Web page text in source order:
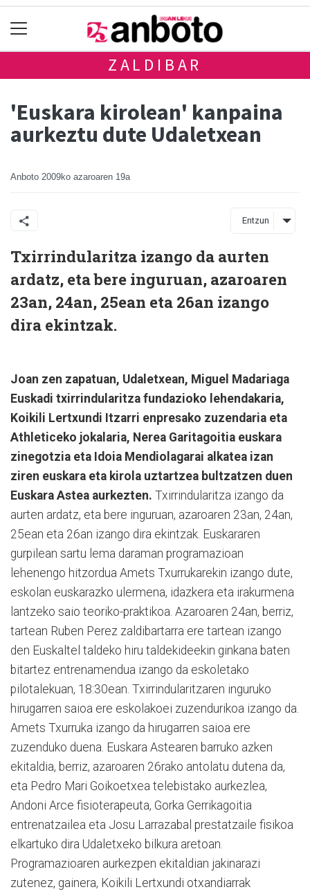
ZALDIBAR
'Euskara kirolean' kanpaina
aurkeztu dute Udaletxean
Anboto 2009ko azaroaren 19a
Entzun
Txirrindularitza izango da aurten
ardatz, eta bere inguruan, azaroaren
23an, 24an, 25ean eta 26an izango
dira ekintzak.
Joan zen zapatuan, Udaletxean, Miguel Madariaga
Euskadi txirrindularitza fundazioko lehendakaria,
Koikili Lertxundi Itzarri enpresako zuzendaria eta
Athleticeko jokalaria, Nerea Garitagoitia euskara
zinegotzia eta Idoia Mendiolagarai alkatea izan
ziren euskara eta kirola uztartzea bultzatzen duen
Euskara Astea aurkezten. Txirrindularitza izango da
aurten ardatz, eta bere inguruan, azaroaren 23an, 24an,
25ean eta 26an izango dira ekintzak. Euskararen
gurpilean sartu lema daraman programazioan
lehenengo hitzordua Amets Txurrukarekin izango dute,
eskolan euskarazko ulermena, idazkera eta irakurmena
lantzeko saio teoriko-praktikoa. Azaroaren 24an, berriz,
tartean Ruben Perez zaldibartarra ere tartean izango
den Euskaltel taldeko hiru taldekideekin ginkana baten
bitartez entrenamendua izango da eskoletako
pilotalekuan, 18:30ean. Txirrindularitzaren inguruko
hirugarren saioa ere eskolakoei zuzendurikoa izango da.
Amets Txurruka izango da hirugarren saioa ere
zuzenduko duena. Euskara Astearen barruko azken
ekitaldia, berriz, azaroaren 26rako antolatu dutena da,
eta Pedro Mari Goikoetxea telebistako aurkezlea,
Andoni Arce fisioterapeuta, Gorka Gerrikagoitia
entrenatzailea eta Josu Larrazabal prestatzaile fisikoa
elkartuko dira Udaletxeko bilkura aretoan.
Programazioaren aurkezpen ekitaldian jakinarazi
zutenez, gainera, Koikili Lertxundi otxandiarrak